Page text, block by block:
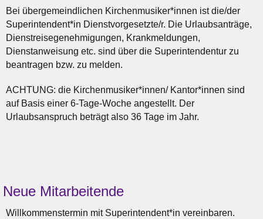
Bei übergemeindlichen Kirchenmusiker*innen ist die/der
Superintendent*in Dienstvorgesetzte/r. Die Urlaubsanträge,
Dienstreisegenehmigungen, Krankmeldungen,
Dienstanweisung etc. sind über die Superintendentur zu
beantragen bzw. zu melden.
ACHTUNG: die Kirchenmusiker*innen/ Kantor*innen sind
auf Basis einer 6-Tage-Woche angestellt. Der
Urlaubsanspruch beträgt also 36 Tage im Jahr.
Neue Mitarbeitende
Willkommenstermin mit Superintendent*in vereinbaren.